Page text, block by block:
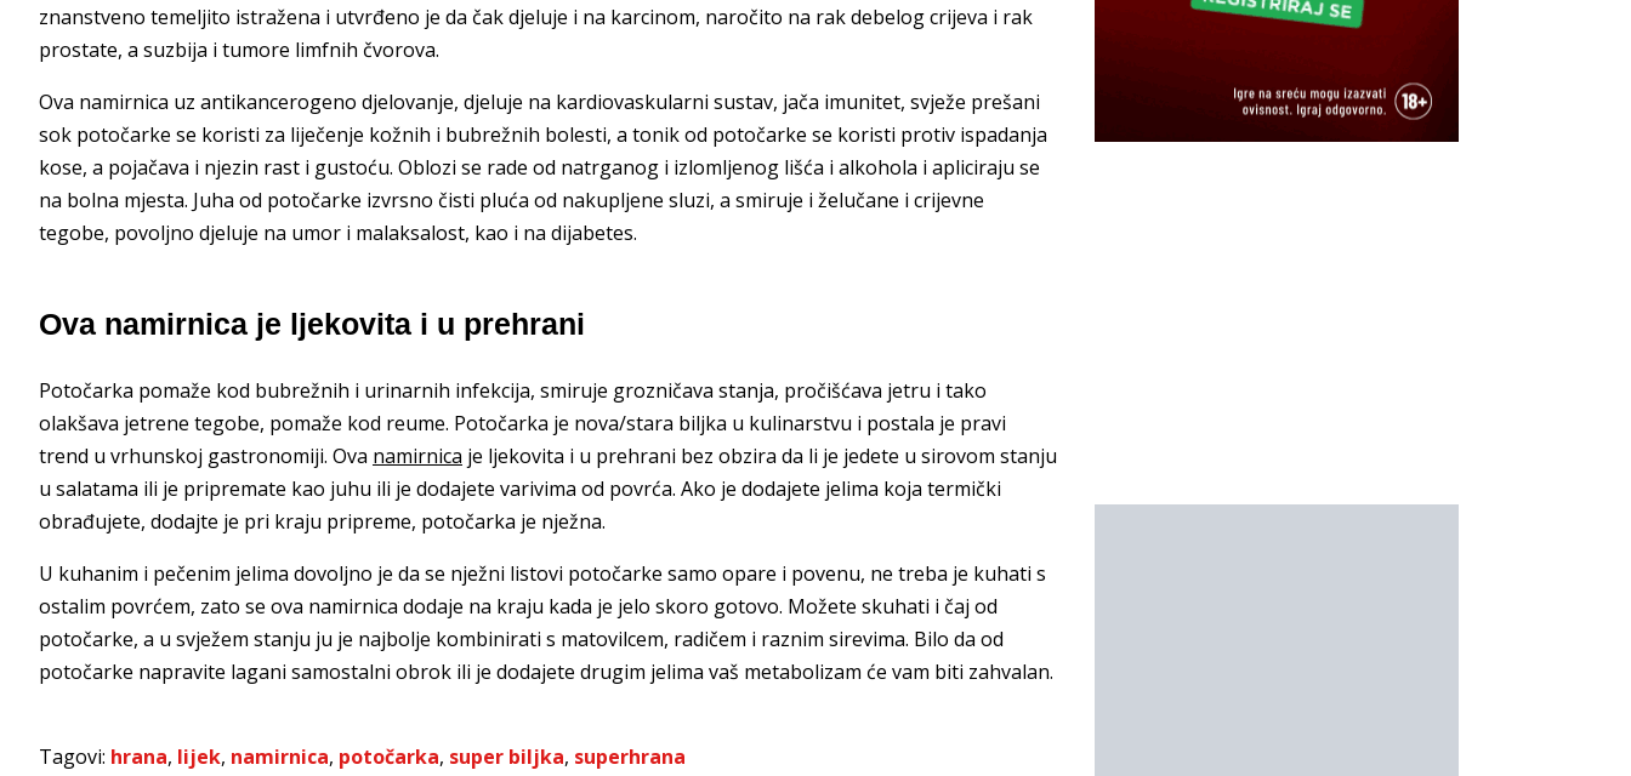
znanstveno temeljito istražena i utvrđeno je da čak djeluje i na karcinom, naročito na rak debelog crijeva i rak
prostate, a suzbija i tumore limfnih čvorova.
Ova namirnica uz antikancerogeno djelovanje, djeluje na kardiovaskularni sustav, jača imunitet, svježe prešani
sok potočarke se koristi za liječenje kožnih i bubrežnih bolesti, a tonik od potočarke se koristi protiv ispadanja
kose, a pojačava i njezin rast i gustoću. Oblozi se rade od natrganog i izlomljenog lišća i alkohola i apliciraju se
na bolna mjesta. Juha od potočarke izvrsno čisti pluća od nakupljene sluzi, a smiruje i želučane i crijevne
tegobe, povoljno djeluje na umor i malaksalost, kao i na dijabetes.
Ova namirnica je ljekovita i u prehrani
Potočarka pomaže kod bubrežnih i urinarnih infekcija, smiruje grozničava stanja, pročišćava jetru i tako
olakšava jetrene tegobe, pomaže kod reume. Potočarka je nova/stara biljka u kulinarstvu i postala je pravi
trend u vrhunskoj gastronomiji. Ova namirnica je ljekovita i u prehrani bez obzira da li je jedete u sirovom stanju
u salatama ili je pripremate kao juhu ili je dodajete varivima od povrća. Ako je dodajete jelima koja termički
obrađujete, dodajte je pri kraju pripreme, potočarka je nježna.
U kuhanim i pečenim jelima dovoljno je da se nježni listovi potočarke samo opare i povenu, ne treba je kuhati s
ostalim povrćem, zato se ova namirnica dodaje na kraju kada je jelo skoro gotovo. Možete skuhati i čaj od
potočarke, a u svježem stanju ju je najbolje kombinirati s matovilcem, radičem i raznim sirevima. Bilo da od
potočarke napravite lagani samostalni obrok ili je dodajete drugim jelima vaš metabolizam će vam biti zahvalan.
Tagovi: hrana, lijek, namirnica, potočarka, super biljka, superhrana